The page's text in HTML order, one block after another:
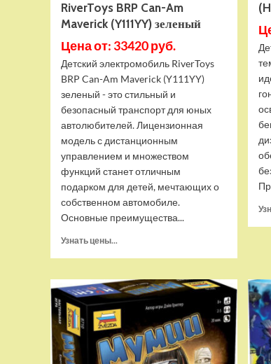
RiverToys BRP Can-Am
Maverick (Y111YY) зеленый
Цена от: 33420 руб.
Детский электромобиль RiverToys
BRP Can-Am Maverick (Y111YY)
зеленый - это стильный и
безопасный транспорт для юных
автолюбителей. Лицензионная
модель с дистанционным
управлением и множеством
функций станет отличным
подарком для детей, мечтающих о
собственном автомобиле.
Основные преимущества...
Узнать цены...
Детский
электромобиль
RiverToys
Can-
Am
Maverick